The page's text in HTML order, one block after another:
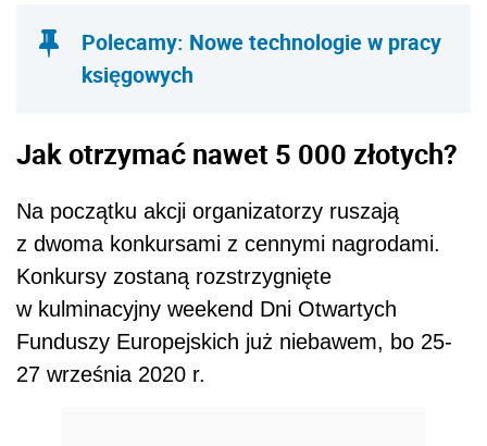
Polecamy: Nowe technologie w pracy
księgowych
Jak otrzymać nawet 5 000 złotych?
Na początku akcji organizatorzy ruszają
z dwoma konkursami z cennymi nagrodami.
Konkursy zostaną rozstrzygnięte
w kulminacyjny weekend Dni Otwartych
Funduszy Europejskich już niebawem, bo 25-
27 września 2020 r.